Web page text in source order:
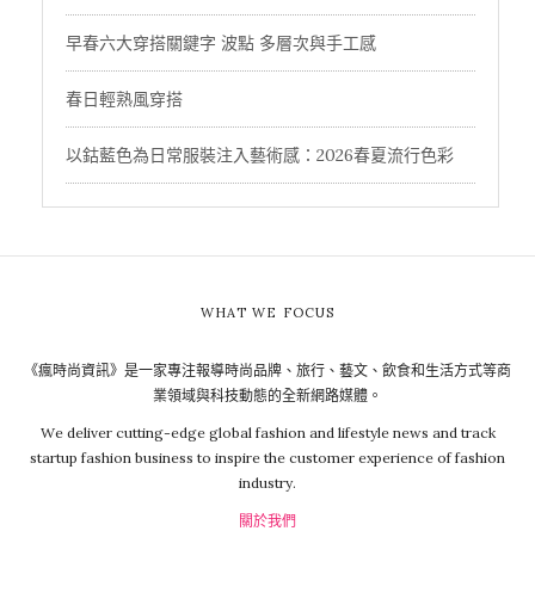
早春六大穿搭關鍵字 波點 多層次與手工感
春日輕熟風穿搭
以鈷藍色為日常服裝注入藝術感：2026春夏流行色彩
WHAT WE FOCUS
《瘋時尚資訊》是一家專注報導時尚品牌、旅行、藝文、飲食和生活方式等商
業領域與科技動態的全新網路媒體。
We deliver cutting-edge global fashion and lifestyle news and track
startup fashion business to inspire the customer experience of fashion
industry.
關於我們